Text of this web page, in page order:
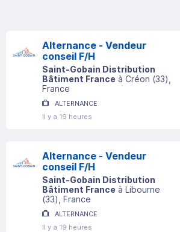
Alternance - Vendeur
conseil F/H
Saint-Gobain Distribution
Bâtiment France à Créon (33)
France
ALTERNANCE
Il y a 19 heures
Alternance - Vendeur
conseil F/H
Saint-Gobain Distribution
Bâtiment France à Libourne
(33) , France
ALTERNANCE
Il y a 19 heures